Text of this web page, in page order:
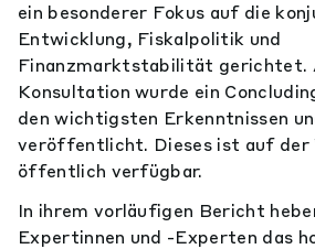
ein besonderer Fokus auf die
Entwicklung, Fiskalpolitik und
Finanzmarktstabilität gerichtet.
Konsultation wurde ein
den wichtigsten Erkenntnissen
veröffentlicht. Dieses ist auf der
öffentlich verfügbar.
In ihrem vorläufigen Bericht
Expertinnen und -Experten das